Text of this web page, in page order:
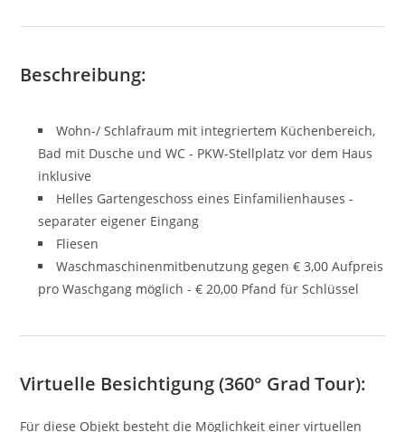
Beschreibung:
Wohn-/ Schlafraum mit integriertem Küchenbereich,
Bad mit Dusche und WC - PKW-Stellplatz vor dem Haus
inklusive
Helles Gartengeschoss eines Einfamilienhauses -
separater eigener Eingang
Fliesen
Waschmaschinenmitbenutzung gegen € 3,00 Aufpreis
pro Waschgang möglich - € 20,00 Pfand für Schlüssel
Virtuelle Besichtigung (360° Grad Tour):
Für diese Objekt besteht die Möglichkeit einer virtuellen